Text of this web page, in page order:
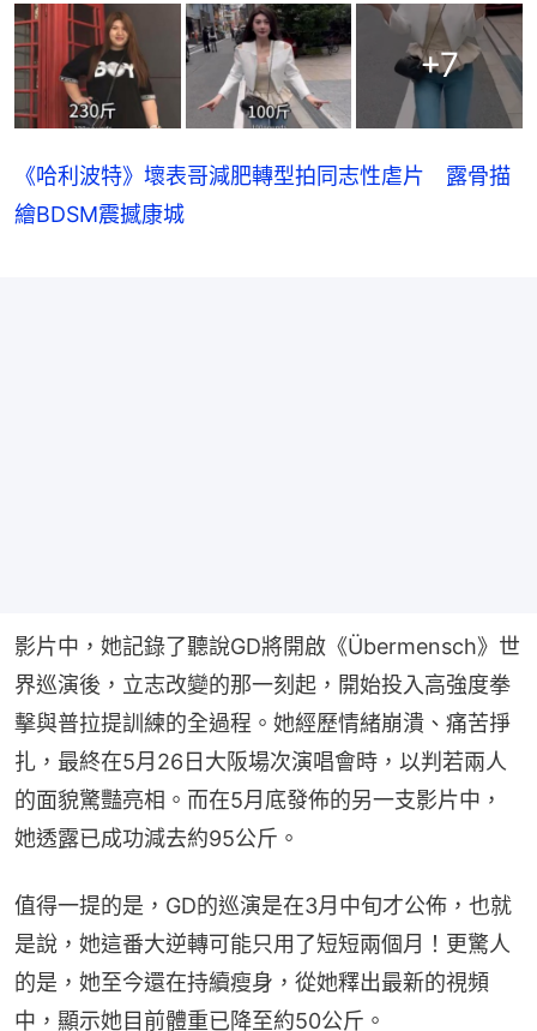
+7
《哈利波特》壞表哥減肥轉型拍同志性虐片 露骨描
繪BDSM震撼康城
影片中，她記錄了聽說GD將開啟《Übermensch》世
界巡演後，立志改變的那一刻起，開始投入高強度拳
擊與普拉提訓練的全過程。她經歷情緒崩潰、痛苦掙
扎，最終在5月26日大阪場次演唱會時，以判若兩人
的面貌驚豔亮相。而在5月底發佈的另一支影片中，
她透露已成功減去約95公斤。
值得一提的是，GD的巡演是在3月中旬才公佈，也就
是說，她這番大逆轉可能只用了短短兩個月！更驚人
的是，她至今還在持續瘦身，從她釋出最新的視頻
中，顯示她目前體重已降至約50公斤。